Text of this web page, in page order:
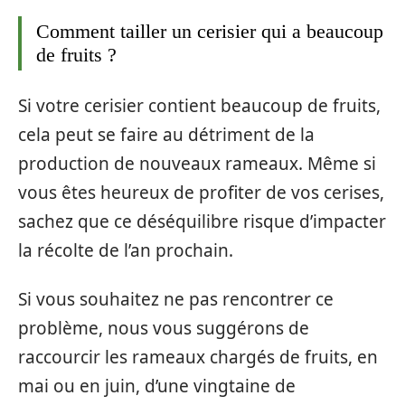
Comment tailler un cerisier qui a beaucoup
de fruits ?
Si votre cerisier contient beaucoup de fruits,
cela peut se faire au détriment de la
production de nouveaux rameaux. Même si
vous êtes heureux de profiter de vos cerises,
sachez que ce déséquilibre risque d’impacter
la récolte de l’an prochain.
Si vous souhaitez ne pas rencontrer ce
problème, nous vous suggérons de
raccourcir les rameaux chargés de fruits, en
mai ou en juin, d’une vingtaine de